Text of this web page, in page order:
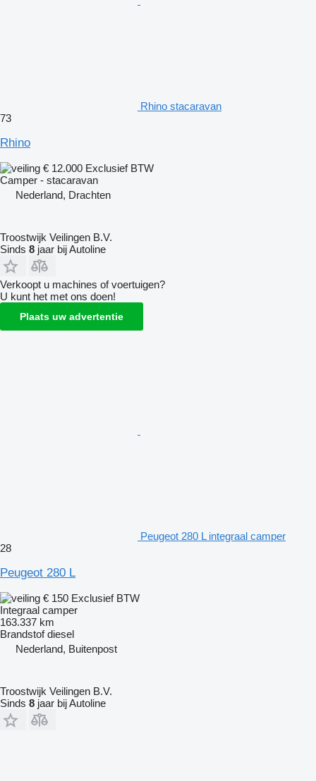
Rhino stacaravan
73
Rhino
€ 12.000 Exclusief BTW
Camper - stacaravan
Nederland, Drachten
Troostwijk Veilingen B.V.
Sinds 8 jaar bij Autoline
Verkoopt u machines of voertuigen?
U kunt het met ons doen!
Plaats uw advertentie
Peugeot 280 L integraal camper
28
Peugeot 280 L
€ 150 Exclusief BTW
Integraal camper
163.337 km
Brandstof diesel
Nederland, Buitenpost
Troostwijk Veilingen B.V.
Sinds 8 jaar bij Autoline